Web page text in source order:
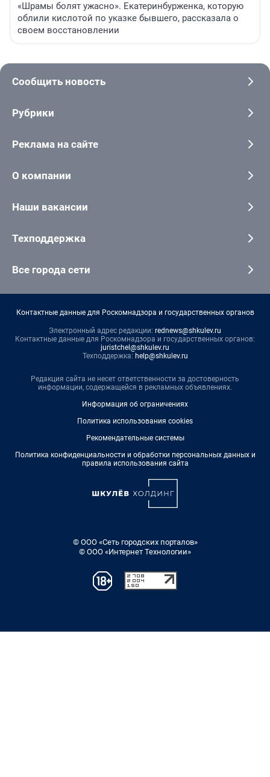
«Шрамы болят ужасно». Екатеринбурженка, которую
облили кислотой по указке бывшего, рассказала о
своем восстановлении
Сообщить новость
Рубрики
Реклама на сайте
О компании
Наши вакансии
Техподдержка
Все города сети
Контактные данные для Роскомнадзора и государственных органов
Электронный адрес редакции: rednews@shkulev.ru
Контактные данные для Роскомнадзора и государственных органов:
juristchel@shkulev.ru
Техподдержка: help@shkulev.ru
Редакция сайта не несет ответственности за достоверность
информации, содержащейся в рекламных объявлениях.
Информация об ограничениях
Политика использования cookies
Рекомендательные системы
Политика конфиденциальности и обработки персональных данных и
правила использования сайта
© ООО «Сеть городских порталов»
© ООО «Интернет Технологии»